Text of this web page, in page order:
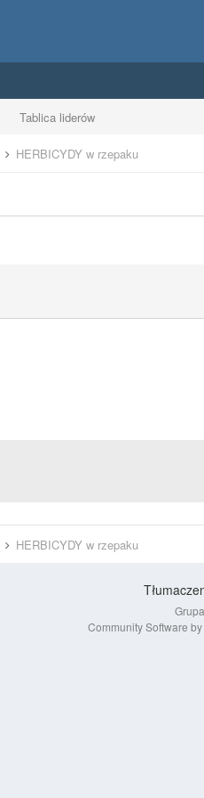
Tablica liderów
HERBICYDY w rzepaku
HERBICYDY w rzepaku
Community Software